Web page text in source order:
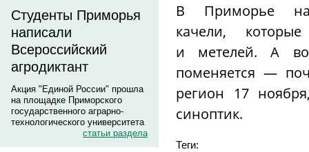
Студенты Приморья
написали
Всероссийский
агродиктант
Акция "Единой России" прошла
на площадке Приморского
государственного аграрно-
технологического университета
статьи раздела
В Приморье
качели,
и метелей. А
поменяется —
регион 17
синоптик.
Теги: